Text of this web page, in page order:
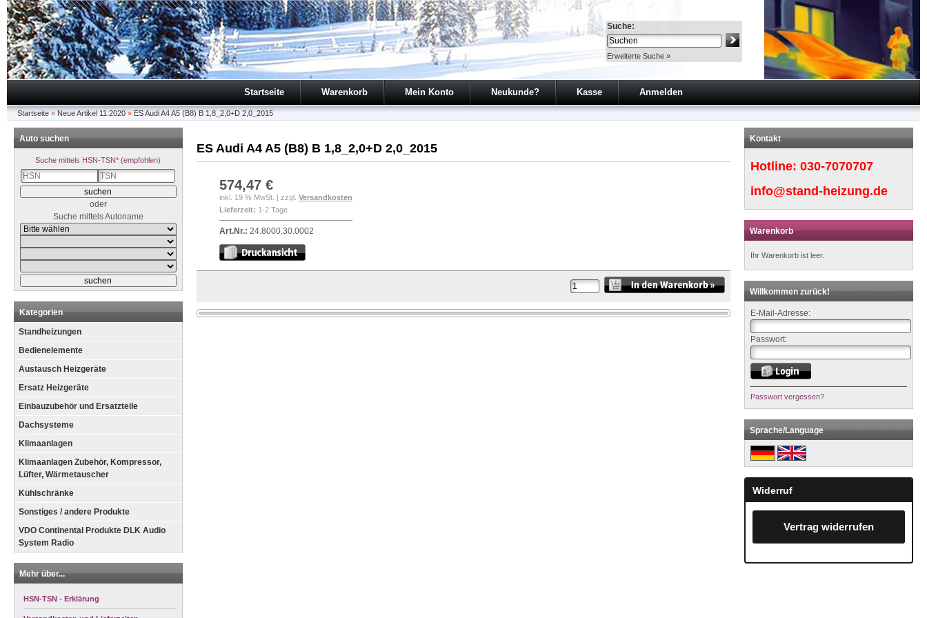
Suche:
Erweiterte Suche »
Startseite Warenkorb Mein Konto Neukunde? Kasse Anmelden
Startseite » Neue Artikel 11.2020 » ES Audi A4 A5 (B8) B 1,8_2,0+D 2,0_2015
ES Audi A4 A5 (B8) B 1,8_2,0+D 2,0_2015
574,47 €
inkl. 19 % MwSt. | zzgl. Versandkosten
Lieferzeit: 1-2 Tage
Art.Nr.: 24.8000.30.0002
Auto suchen
Suche mittels HSN-TSN* (empfohlen)
oder
Suche mittels Autoname
Kategorien
Standheizungen
Bedienelemente
Austausch Heizgeräte
Ersatz Heizgeräte
Einbauzubehör und Ersatzteile
Dachsysteme
Klimaanlagen
Klimaanlagen Zubehör, Kompressor,
Lüfter, Wärmetauscher
Kühlschränke
Sonstiges / andere Produkte
VDO Continental Produkte DLK Audio
System Radio
Mehr über...
HSN-TSN - Erklärung
Kontakt
Hotline:030-7070707
info@stand-heizung.de
Warenkorb
Ihr Warenkorb ist leer.
Willkommen zurück!
E-Mail-Adresse:
Passwort:
Passwort vergessen?
Sprache/Language
Widerruf
Vertrag widerrufen